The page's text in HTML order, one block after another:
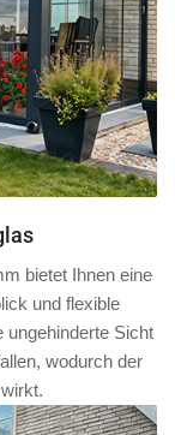
bietet Ihnen eine
und flexible
ungehinderte Sicht
wodurch der